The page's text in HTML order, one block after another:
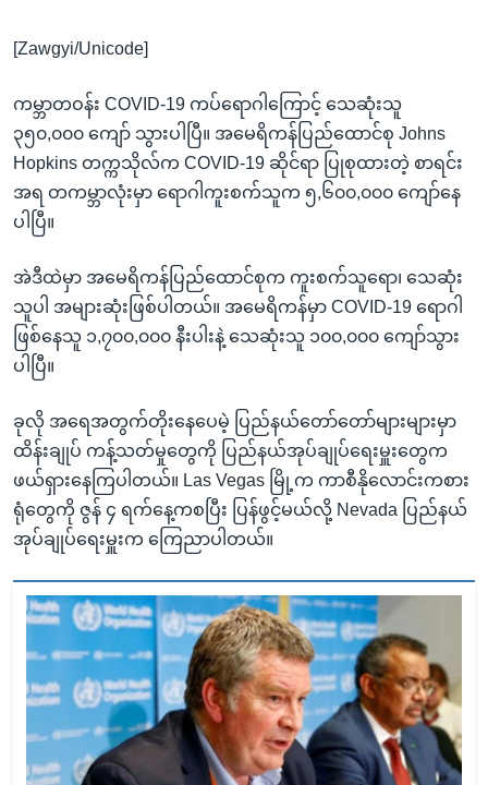
ရန်
သို့
ကျော်
ရန်
[Zawgyi/Unicode]
ကမ္ဘာတဝန်း COVID-19 ကပ်ရောဂါကြောင့် သေဆုံးသူ
၃၅၀,၀၀၀ ကျော် သွားပါပြီ။ အမေရိကန်ပြည်ထောင်စု Johns
Hopkins တက္ကသိုလ်က COVID-19 ဆိုင်ရာ ပြုစုထားတဲ့ စာရင်း
အရ တကမ္ဘာလုံးမှာ ရောဂါကူးစက်သူက ၅,၆၀၀,၀၀၀ ကျော်နေ
ပါပြီ။
အဲဒီထဲမှာ အမေရိကန်ပြည်ထောင်စုက ကူးစက်သူရော၊ သေဆုံး
သူပါ အများဆုံးဖြစ်ပါတယ်။ အမေရိကန်မှာ COVID-19 ရောဂါ
ဖြစ်နေသူ ၁,၇၀၀,၀၀၀ နီးပါးနဲ့ သေဆုံးသူ ၁၀၀,၀၀၀ ကျော်သွား
ပါပြီ။
ခုလို အရေအတွက်တိုးနေပေမဲ့ ပြည်နယ်တော်တော်များများမှာ
ထိန်းချုပ် ကန့်သတ်မှုတွေကို ပြည်နယ်အုပ်ချုပ်ရေးမှူးတွေက
ဖယ်ရှားနေကြပါတယ်။ Las Vegas မြို့က ကာစီနိုလောင်းကစား
ရုံတွေကို ဇွန် ၄ ရက်နေ့ကစပြီး ပြန်ဖွင့်မယ်လို့ Nevada ပြည်နယ်
အုပ်ချုပ်ရေးမှူးက ကြေညာပါတယ်။